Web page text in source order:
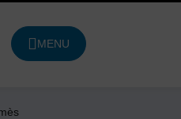
MENU
DE NAVIGATION